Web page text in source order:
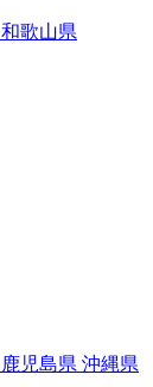
和歌山県
鹿児島県 沖縄県